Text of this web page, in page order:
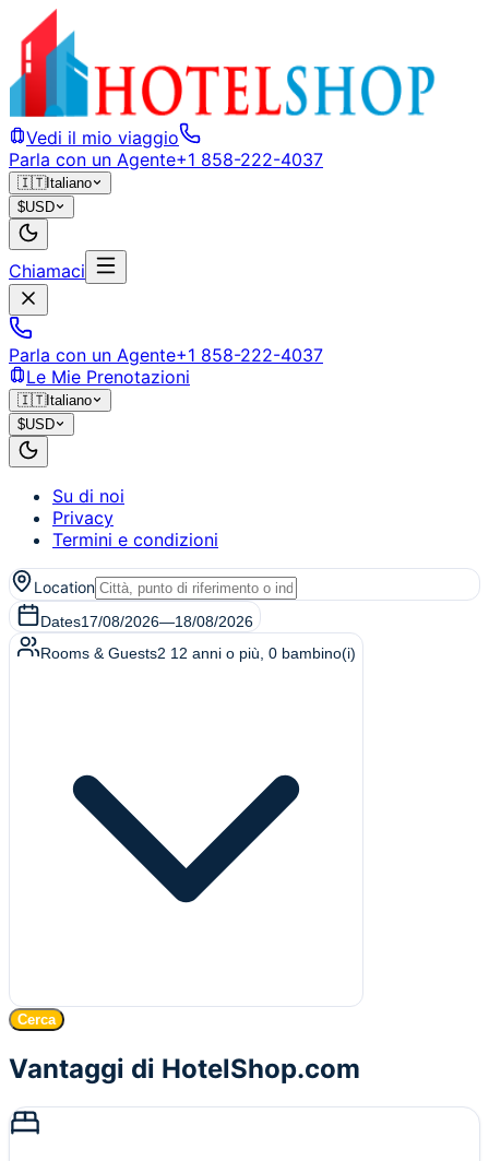
Vedi il mio viaggio
Parla con un Agente+1 858-222-4037
🇮🇹Italiano
$USD
Chiamaci
Parla con un Agente+1 858-222-4037
Le Mie Prenotazioni
🇮🇹Italiano
$USD
Su di noi
Privacy
Termini e condizioni
Location
Dates17/08/2026—18/08/2026
Rooms & Guests2 12 anni o più 0 bambino(i)
Cerca
Vantaggi di HotelShop.com